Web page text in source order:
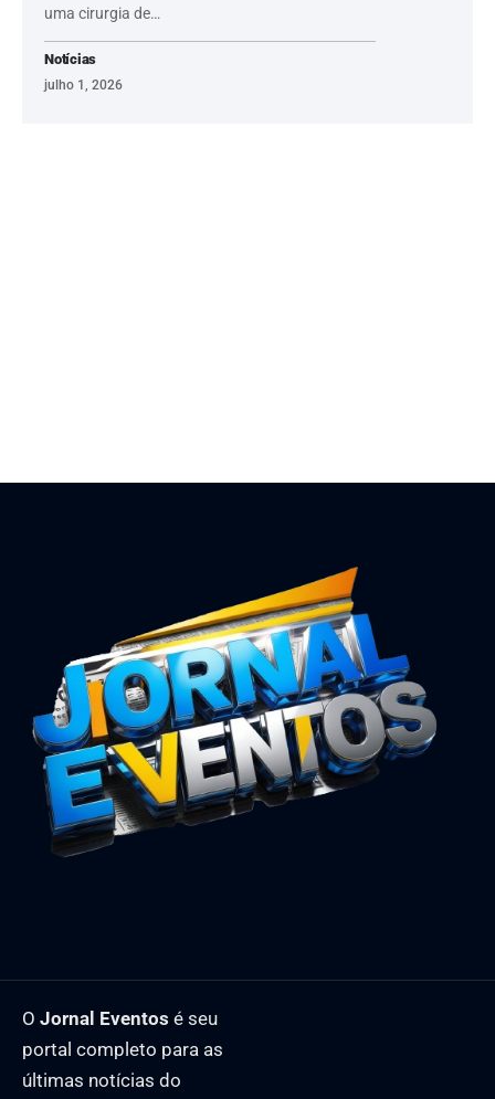
uma cirurgia de…
Notícias
julho 1, 2026
O Jornal Eventos é seu
portal completo para as
últimas notícias do